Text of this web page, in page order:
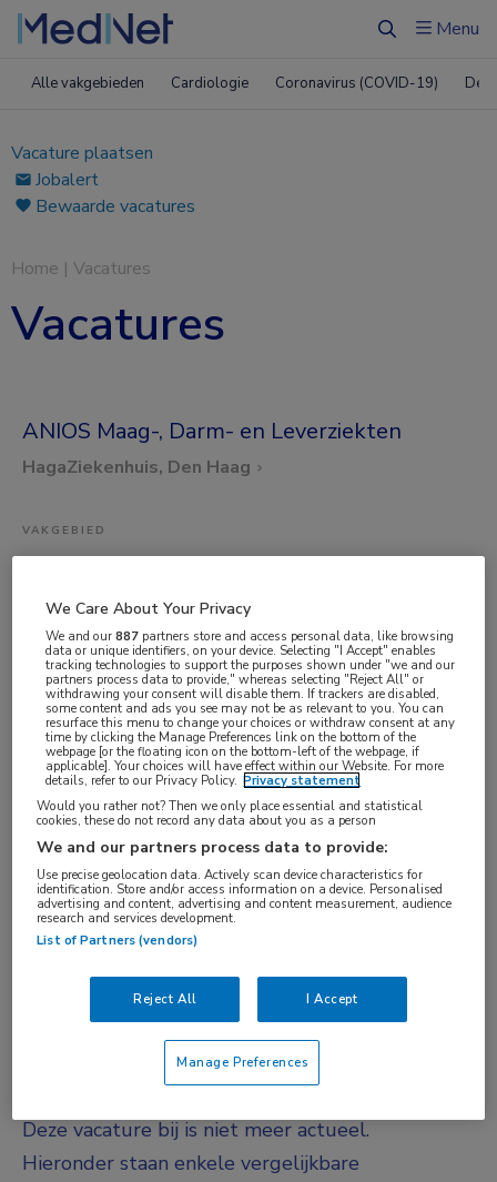
ZoekenMenu
Alle vakgebieden Cardiologie Coronavirus (COVID-19)
Vacature plaatsen
Jobalert
Bewaarde vacatures
Home | Vacatures
Vacatures
ANIOS Maag-, Darm- en Leverziekten
HagaZiekenhuis, Den Haag
VAKGEBIED
ANIOS
BRANCHE
Ziekenhuis
AANSTELLING
Tijdelijk dienstverband
PLAATSINGSDATUM
19 mei 2026
NIVEAU
WO
ERVARING
Starter
Vacature niet beschikbaar
Deze vacature bij is niet meer actueel.
Hieronder staan enkele vergelijkbare
We Care About Your Privacy
We and our887 partners store and access personal data, like browsing
data or unique identifiers, on your device. Selecting "I Accept" enables
tracking technologies to support the purposes shown under "we and our
partners process data to provide," whereas selecting "Reject All" or
withdrawing your consent will disable them. If trackers are disabled,
some content and ads you see may not be as relevant to you. You can
resurface this menu to change your choices or withdraw consent at any
time by clicking the Manage Preferences link on the bottom of the
webpage [or the floating icon on the bottom-left of the webpage, if
applicable]. Your choices will have effect within our Website. For more
details, refer to our Privacy Policy. Privacy statement
Would you rather not? Then we only place essential and statistical
cookies, these do not record any data about you as a person
We and our partners process data to provide:
Use precise geolocation data. Actively scan device characteristics for
identification. Store and/or access information on a device. Personalised
advertising and content, advertising and content measurement, audience
research and services development.
List of Partners (vendors)
Reject All I Accept
Manage Preferences